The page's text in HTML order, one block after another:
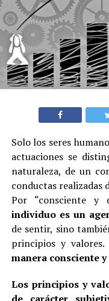
Solo los seres
actuaciones se
naturaleza, de un
conductas realizadas
Por “consciente y
individuo es un
de sentir, sino
principios y valores.
manera consciente
Los principios y